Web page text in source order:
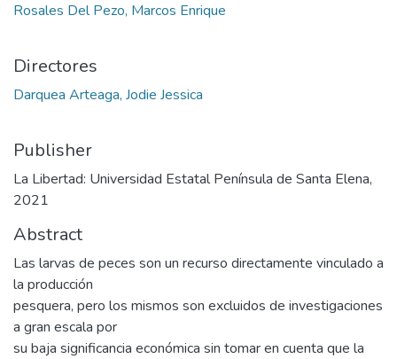
Rosales Del Pezo, Marcos Enrique
Directores
Darquea Arteaga, Jodie Jessica
Publisher
La Libertad: Universidad Estatal Península de Santa Elena,
2021
Abstract
Las larvas de peces son un recurso directamente vinculado a
la producción
pesquera, pero los mismos son excluidos de investigaciones
a gran escala por
su baja significancia económica sin tomar en cuenta que la